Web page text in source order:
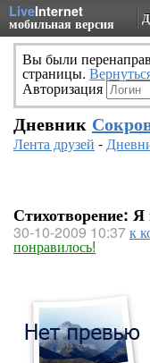
LiveInternet
мобильная версия
Вы были
страницы.
Авторизация
Дневник
Лента друзей -
Стихотворение: Я
30-10-2009 10:37к
понравилось!